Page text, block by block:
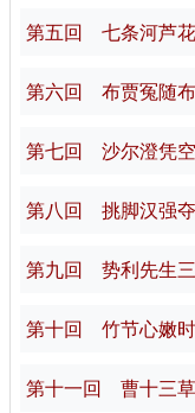
第五回 七条河芦
第六回 布贾冤随
第七回 沙尔澄凭
第八回 挑脚汉强
第九回 势利先生
第十回 竹节心嫩
第十一回 曹十三